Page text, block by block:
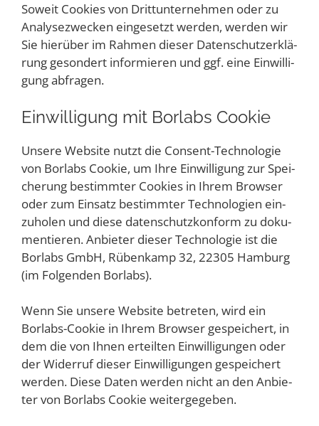
Soweit Coo­kies von Dritt­un­ter­neh­men oder zu
Ana­ly­se­zwe­cken ein­ge­setzt wer­den, wer­den wir
Sie hier­über im Rah­men die­ser Daten­schutz­er­klä­
rung geson­dert infor­mie­ren und ggf. eine Ein­wil­li­
gung abfragen.
Ein­wil­li­gung mit Borlabs Cookie
Unse­re Web­site nutzt die Con­sent-Tech­no­lo­gie
von Borlabs Coo­kie, um Ihre Ein­wil­li­gung zur Spei­
che­rung bestimm­ter Coo­kies in Ihrem Brow­ser
oder zum Ein­satz bestimm­ter Tech­no­lo­gien ein­
zu­ho­len und die­se daten­schutz­kon­form zu doku­
men­tie­ren. Anbie­ter die­ser Tech­no­lo­gie ist die
Borlabs GmbH, Rüben­kamp 32, 22305 Ham­burg
(im Fol­gen­den Borlabs).
Wenn Sie unse­re Web­site betre­ten, wird ein
Borlabs-Coo­kie in Ihrem Brow­ser gespei­chert, in
dem die von Ihnen erteil­ten Ein­wil­li­gun­gen oder
der Wider­ruf die­ser Ein­wil­li­gun­gen gespei­chert
wer­den. Die­se Daten wer­den nicht an den Anbie­
ter von Borlabs Coo­kie weitergegeben.